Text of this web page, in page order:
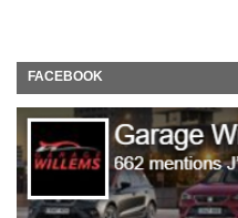
FACEBOOK